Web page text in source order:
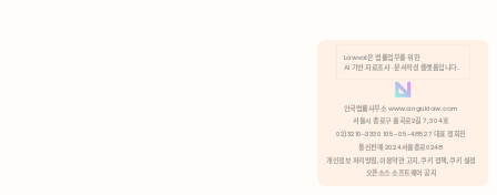
분석 쿠키 허용
Lawvot은 법률업무를 위한
AI 기반 자료조사 · 문서작성 플랫폼입니다.
안국법률사무소 www.anguklaw.com
서울시 종로구 율곡로2길 7, 304호
02)3210-3330 105-05-48527 대표 정희찬
통신판매 2024서울종로0248
개인정보 처리방침, 이용약관 고지, 쿠키 정책, 쿠키 설정
오픈소스 소프트웨어 공지